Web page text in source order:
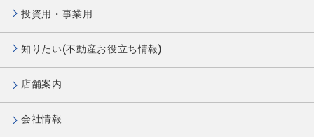
投資用・事業用
知りたい(不動産お役立ち情報)
店舗案内
会社情報